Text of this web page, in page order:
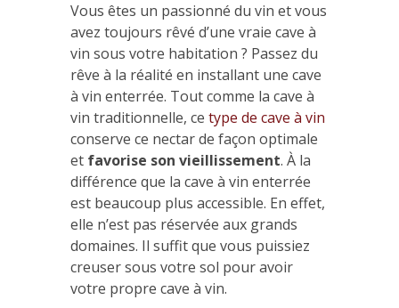
Vous êtes un passionné du vin et vous
avez toujours rêvé d’une vraie cave à
vin sous votre habitation ? Passez du
rêve à la réalité en installant une cave
à vin enterrée. Tout comme la cave à
vin traditionnelle, ce type de cave à vin
conserve ce nectar de façon optimale
et favorise son vieillissement. À la
différence que la cave à vin enterrée
est beaucoup plus accessible. En effet,
elle n’est pas réservée aux grands
domaines. Il suffit que vous puissiez
creuser sous votre sol pour avoir
votre propre cave à vin.